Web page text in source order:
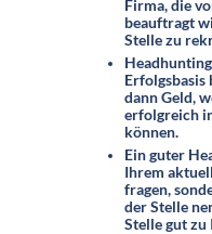
Firma, die
beauftragt
Stelle zu
Erfolgsbasis
dann Geld,
erfolgreich
können.
Ein guter
Ihrem
fragen,
der Stelle
Stelle gut zu